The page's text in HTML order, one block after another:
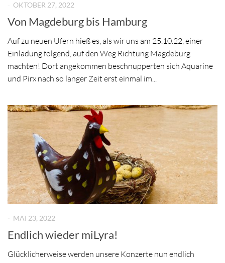
OKTOBER 27, 2022
Von Magdeburg bis Hamburg
Auf zu neuen Ufern hieß es, als wir uns am 25.10.22, einer
Einladung folgend, auf den Weg Richtung Magdeburg
machten! Dort angekommen beschnupperten sich Aquarine
und Pirx nach so langer Zeit erst einmal im...
MAI 23, 2022
Endlich wieder miLyra!
Glücklicherweise werden unsere Konzerte nun endlich